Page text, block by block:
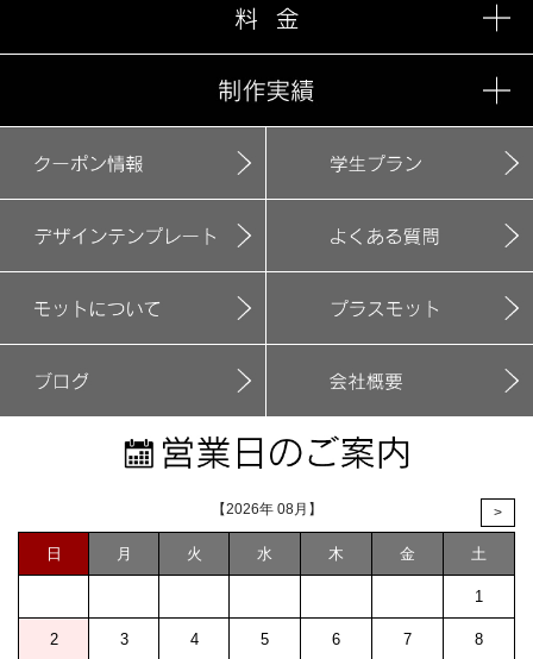
【2026年 08月】 >
日 月 火 水 木 金 土
1
2 3 4 5 6 7 8